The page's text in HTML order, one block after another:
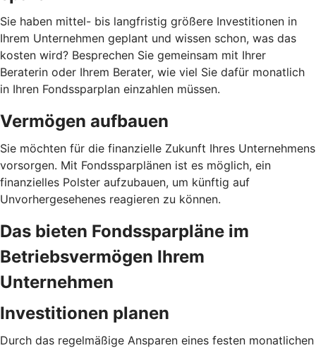
Sie haben mittel- bis langfristig größere Investitionen in
Ihrem Unternehmen geplant und wissen schon, was das
kosten wird? Besprechen Sie gemeinsam mit Ihrer
Beraterin oder Ihrem Berater, wie viel Sie dafür monatlich
in Ihren Fondssparplan einzahlen müssen.
Vermögen aufbauen
Sie möchten für die finanzielle Zukunft Ihres Unternehmens
vorsorgen. Mit Fondssparplänen ist es möglich, ein
finanzielles Polster aufzubauen, um künftig auf
Unvorhergesehenes reagieren zu können.
Das bieten Fondssparpläne im
Betriebsvermögen Ihrem
Unternehmen
Investitionen planen
Durch das regelmäßige Ansparen eines festen monatlichen